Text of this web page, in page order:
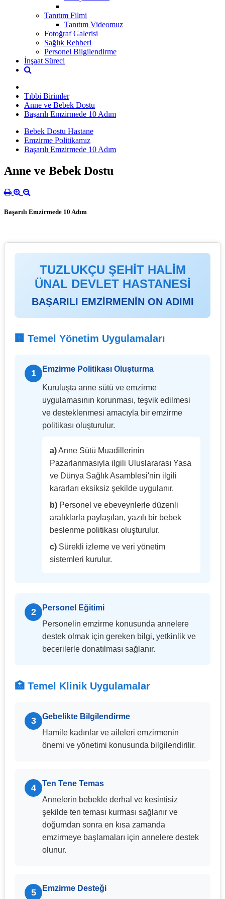
Tanıtım Filmi
Tanıtım Videomuz
Fotoğraf Galerisi
Sağlık Rehberi
Personel Bilgilendirme
İnşaat Süreci
Tıbbi Birimler
Anne ve Bebek Dostu
Başarılı Emzirmede 10 Adım
Bebek Dostu Hastane
Emzirme Politikamız
Başarılı Emzirmede 10 Adım
Anne ve Bebek Dostu
Başarılı Emzirmede 10 Adım
TUZLUKÇU ŞEHİT HALİM
ÜNAL DEVLET HASTANESİ
BAŞARILI EMZİRMENİN ON ADIMI
🏢 Temel Yönetim Uygulamaları
1 Emzirme Politikası Oluşturma
Kuruluşta anne sütü ve emzirme
uygulamasının korunması, teşvik edilmesi
ve desteklenmesi amacıyla bir emzirme
politikası oluşturulur.
a)Anne Sütü Muadillerinin
Pazarlanmasıyla ilgili Uluslararası Yasa
ve Dünya Sağlık Asamblesi'nin ilgili
kararları eksiksiz şekilde uygulanır.
b) Personel ve ebeveynlerle düzenli
aralıklarla paylaşılan, yazılı bir bebek
beslenme politikası oluşturulur.
c) Sürekli izleme ve veri yönetim
sistemleri kurulur.
2
Personel Eğitimi
Personelin emzirme konusunda annelere
destek olmak için gereken bilgi, yetkinlik ve
becerilerle donatılması sağlanır.
🏥 Temel Klinik Uygulamalar
3
Gebelikte Bilgilendirme
Hamile kadınlar ve aileleri emzirmenin
önemi ve yönetimi konusunda bilgilendirilir.
4
Ten Tene Temas
Annelerin bebekle derhal ve kesintisiz
şekilde ten teması kurması sağlanır ve
doğumdan sonra en kısa zamanda
emzirmeye başlamaları için annelere destek
olunur.
5
Emzirme Desteği